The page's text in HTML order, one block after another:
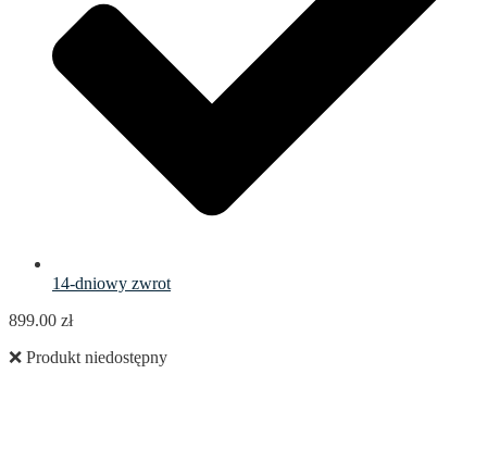
14-dniowy zwrot
899.00 zł
❌ Produkt niedostępny